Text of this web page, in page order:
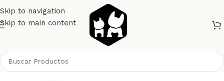
Skip to navigation
Skip to main content